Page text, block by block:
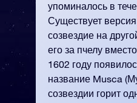
упоминалось в
Существует
созвездие на
его за пчелу
1602 году
название Musca
созвездии горит